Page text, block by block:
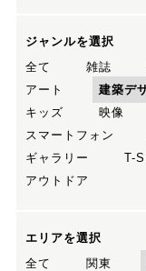
ジャンルを選択
全て
雑誌
アート
建築デ
キッズ
映像
スマートフォン
ギャラリー
T-
アウトドア
エリアを選択
全て
関東